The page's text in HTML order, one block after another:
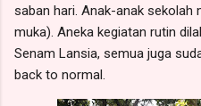
saban hari. Anak-anak
muka). Aneka kegiatan rutin
Senam Lansia, semua juga
back to normal.